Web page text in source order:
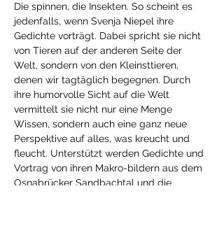
Die spinnen, die Insekten. So scheint es
jedenfalls, wenn Svenja Niepel ihre
Gedichte vorträgt. Dabei spricht sie nicht
von Tieren auf der anderen Seite der
Welt, sondern von den Kleinsttieren,
denen wir tagtäglich begegnen. Durch
ihre humorvolle Sicht auf die Welt
vermittelt sie nicht nur eine Menge
Wissen, sondern auch eine ganz neue
Perspektive auf alles, was kreucht und
fleucht. Unterstützt werden Gedichte und
Vortrag von ihren Makro-bildern aus dem
Osnabrücker Sandbachtal und die